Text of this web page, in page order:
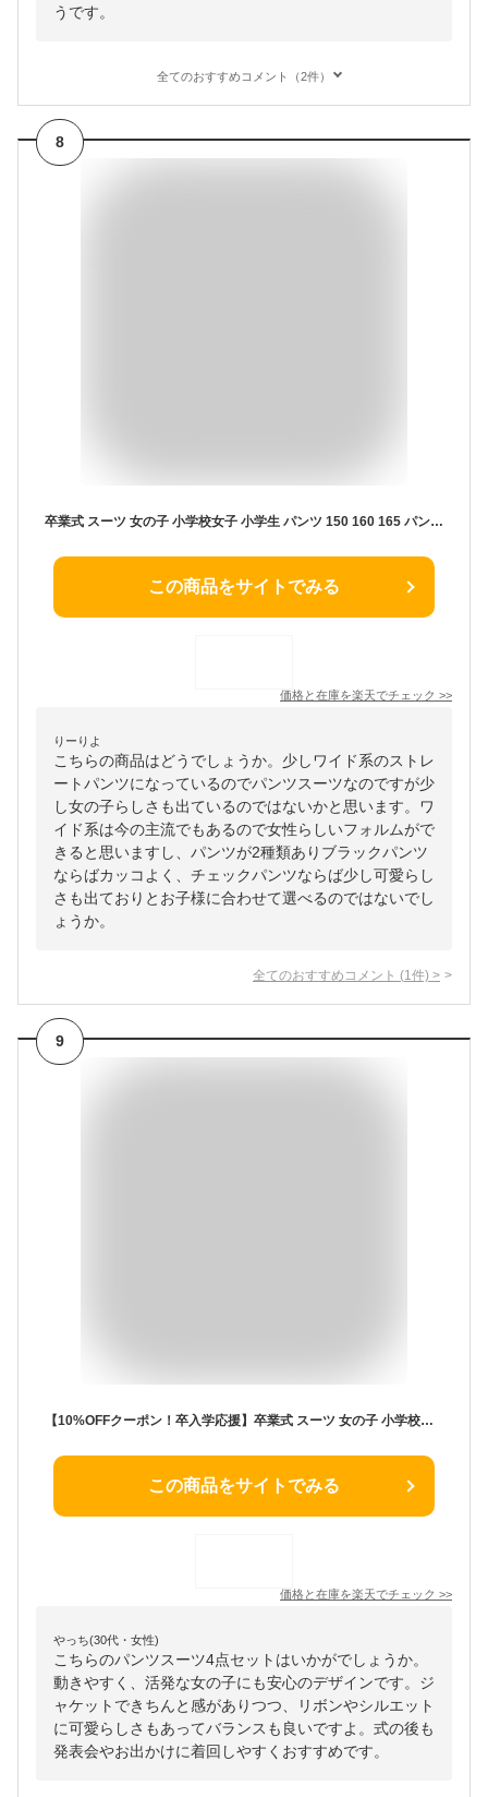
うです。
全てのおすすめコメント（2件）
8
卒業式 スーツ 女の子 小学校女子 小学生 パンツ 150 160 165 パンツスーツ 4点セット 子供服 卒服 小学校卒業式スーツ 子供スーツ ジュニアスーツ フォーマル 結婚式 お受験 ルイーズ 服 かっこいい
この商品をサイトでみる
価格と在庫を楽天でチェック >>
りーりよ
こちらの商品はどうでしょうか。少しワイド系のストレ
ートパンツになっているのでパンツスーツなのですが少
し女の子らしさも出ているのではないかと思います。ワ
イド系は今の主流でもあるので女性らしいフォルムがで
きると思いますし、パンツが2種類ありブラックパンツ
ならばカッコよく、チェックパンツならば少し可愛らし
さも出ておりとお子様に合わせて選べるのではないでし
ょうか。
全てのおすすめコメント (1 件) >
9
【10%OFFクーポン！卒入学応援】卒業式 スーツ 女の子 小学校女子 小学生 パンツ 150 160 165 パンツスーツ 4点セット 子供服 卒服 小学校卒業式スーツ 子供スーツ ジュニアスーツ フォーマル 結婚式 お受験 服 かっこいい ダニエル
この商品をサイトでみる
価格と在庫を楽天でチェック >>
やっち(30代・女性)
こちらのパンツスーツ4点セットはいかがでしょうか。
動きやすく、活発な女の子にも安心のデザインです。ジ
ャケットできちんと感がありつつ、リボンやシルエット
に可愛らしさもあってバランスも良いですよ。式の後も
発表会やお出かけに着回しやすくおすすめです。